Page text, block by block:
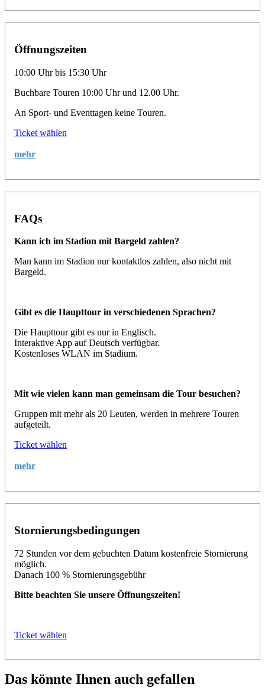
Öffnungszeiten
10:00 Uhr bis 15:30 Uhr
Buchbare Touren 10:00 Uhr und 12.00 Uhr.
An Sport- und Eventtagen keine Touren.
Ticket wählen
mehr
FAQs
Kann ich im Stadion mit Bargeld zahlen?
Man kann im Stadion nur kontaktlos zahlen, also nicht mit
Bargeld.
Gibt es die Haupttour in verschiedenen Sprachen?
Die Haupttour gibt es nur in Englisch.
Interaktive App auf Deutsch verfügbar.
Kostenloses WLAN im Stadium.
Mit wie vielen kann man gemeinsam die Tour besuchen?
Gruppen mit mehr als 20 Leuten, werden in mehrere Touren
aufgeteilt.
Ticket wählen
mehr
Stornierungsbedingungen
72 Stunden vor dem gebuchten Datum kostenfreie Stornierung
möglich.
Danach 100 % Stornierungsgebühr
Bitte beachten Sie unsere Öffnungszeiten!
Ticket wählen
Das könnte Ihnen auch gefallen